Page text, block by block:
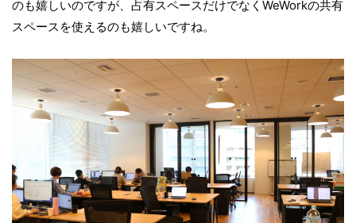
のも嬉しいのですが、占有スペースだけでなくWeWorkの共有
スペースを使えるのも嬉しいですね。